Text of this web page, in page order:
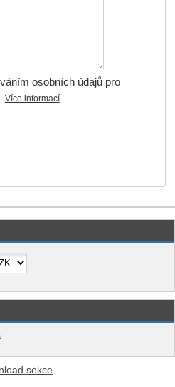
osobních údajů pro
Více informací
sekce